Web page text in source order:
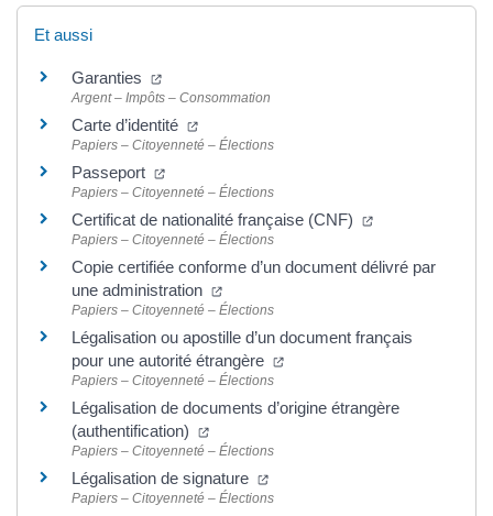
Et aussi
Garanties (ouverture dans un nouvel onglet)
Argent – Impôts – Consommation
Carte d’identité (ouverture dans un nouvel onglet)
Papiers – Citoyenneté – Élections
Passeport (ouverture dans un nouvel onglet)
Papiers – Citoyenneté – Élections
Certificat de nationalité française (CNF) (ouverture dans
Papiers – Citoyenneté – Élections
Copie certifiée conforme d’un document délivré par
une administration
(ouverture dans un nouvel onglet)
Papiers – Citoyenneté – Élections
Légalisation ou apostille d’un document français
pour une autorité étrangère
(ouverture dans un nouvel
Papiers – Citoyenneté – Élections
Légalisation de documents d’origine étrangère
(authentification)
(ouverture dans un nouvel onglet)
Papiers – Citoyenneté – Élections
Légalisation de signature (ouverture dans un nouvel
Papiers – Citoyenneté – Élections